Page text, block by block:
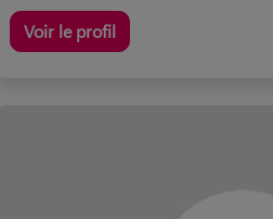
Voir le profil